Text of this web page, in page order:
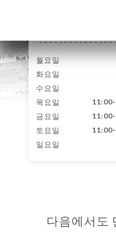
월요일
화요일
수요일
목요일
금요일
토요일
일요일
다음에서도